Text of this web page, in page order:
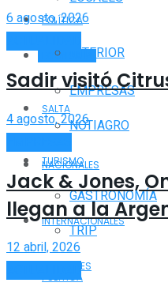
POLÍTICA
ECONOMÍA
EMPRESAS
NOTIAGRO
TURISMO
GASTRONOMÍA
TRIP
POLICIALES
INTERIOR
SALTA
NACIONALES
INTERNACIONALES
POLÍTICA
6 agosto, 2026
Sadir visitó
4 agosto, 2026
Jack & Jones,
llegan a la
12 abril, 2026